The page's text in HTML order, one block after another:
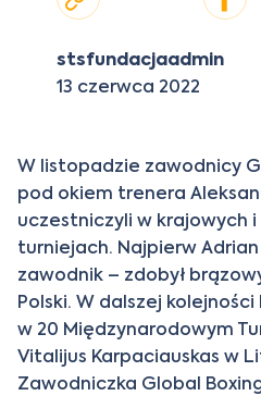
stsfundacjaadmin
13 czerwca 2022
W listopadzie zawodnicy
pod okiem trenera
uczestniczyli w krajowych
turniejach. Najpierw
zawodnik – zdobył
Polski. W dalszej
w 20 Międzynarodowym
Vitalijus Karpaciauskas w
Zawodniczka Global